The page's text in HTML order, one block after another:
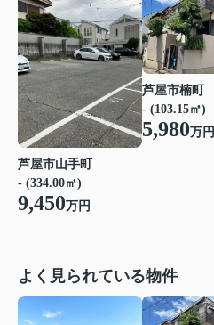
芦屋市山手町
- (334.00㎡)
9,450万円
芦屋市楠町
- (103.15㎡)
5,980万円
よく見られている物件